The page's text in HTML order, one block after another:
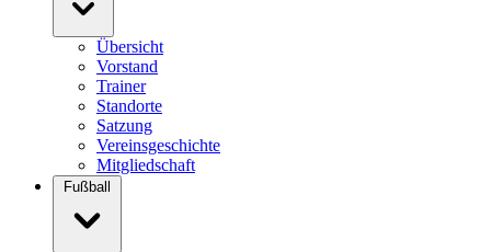
Übersicht
Vorstand
Trainer
Standorte
Satzung
Vereinsgeschichte
Mitgliedschaft
Fußball